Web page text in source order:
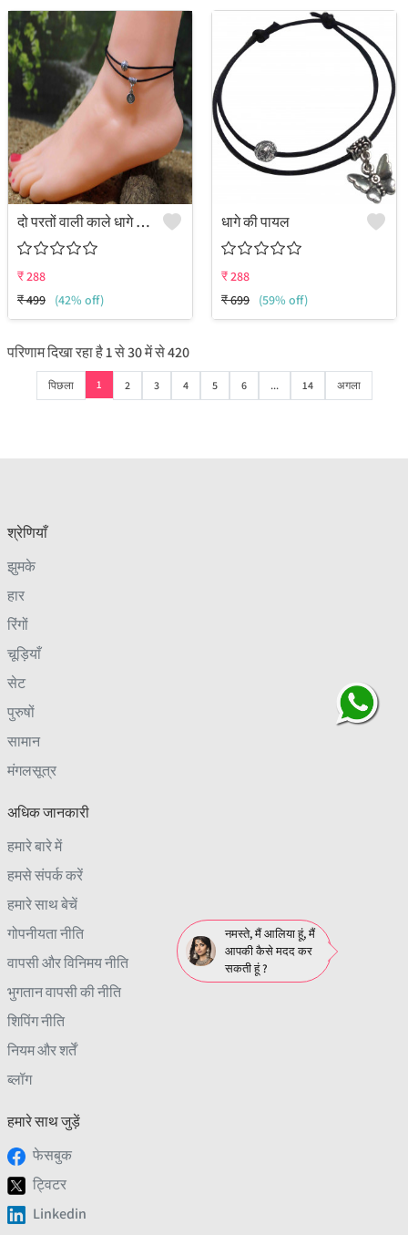
दो परतों वाली काले धागे की पायल जिसमें सिक्का लटका हुआ है
₹288
₹499 (42% off)
धागे की पायल
₹288
₹699 (59% off)
परिणाम दिखा रहा है1से30में से420
पिछला 1 2 3 4 5 6 ... 14 अगला
श्रेणियाँ
झुमके
हार
रिंगों
चूड़ियाँ
सेट
पुरुषों
सामान
मंगलसूत्र
अधिक जानकारी
हमारे बारे में
हमसे संपर्क करें
हमारे साथ बेचें
गोपनीयता नीति
वापसी और विनिमय नीति
भुगतान वापसी की नीति
शिपिंग नीति
नियम और शर्तें
ब्लॉग
हमारे साथ जुड़ें
फेसबुक
ट्विटर
Linkedin
नमस्ते, मैं आलिया हूं, मैं
आपकी कैसे मदद कर
सकती हूं ?